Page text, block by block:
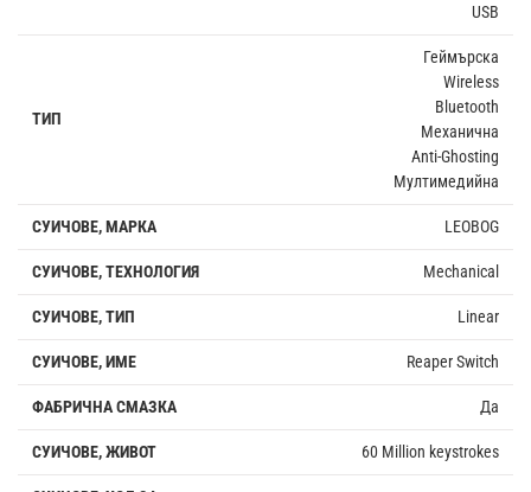
USB
ТИП
Геймърска
Wireless
Bluetooth
Механична
Anti-Ghosting
Мултимедийна
СУИЧОВЕ, МАРКА LEOBOG
СУИЧОВЕ, ТЕХНОЛОГИЯ Mechanical
СУИЧОВЕ, ТИП Linear
СУИЧОВЕ, ИМЕ Reaper Switch
ФАБРИЧНА СМАЗКА Да
СУИЧОВЕ, ЖИВОТ 60 Million keystrokes